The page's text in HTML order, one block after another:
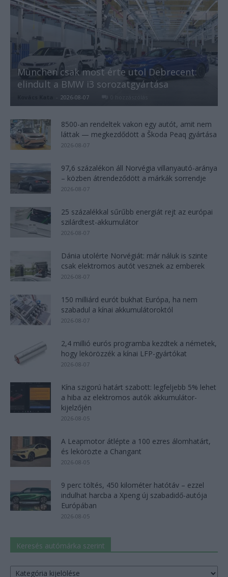
München csak most érte utol Debrecent:
elindult a BMW i3 sorozatgyártása
- 2026-08-07
8500-an rendeltek vakon egy autót, amit nem
láttak — megkezdődött a Škoda Peaq gyártása
2026-08-07
97,6 százalékon áll Norvégia villanyautó-aránya
– közben átrendeződött a márkák sorrendje
2026-08-07
25 százalékkal sűrűbb energiát rejt az európai
szilárdtest-akkumulátor
2026-08-07
Dánia utolérte Norvégiát: már náluk is szinte
csak elektromos autót vesznek az emberek
2026-08-07
150 milliárd eurót bukhat Európa, ha nem
szabadul a kínai akkumulátoroktól
2026-08-07
2,4 millió eurós programba kezdtek a németek,
hogy lekörözzék a kínai LFP-gyártókat
2026-08-07
Kína szigorú határt szabott: legfeljebb 5% lehet
a hiba az elektromos autók akkumulátor-
kijelzőjén
2026-08-05
A Leapmotor átlépte a 100 ezres álomhatárt,
és lekörözte a Changant
2026-08-05
9 perc töltés, 450 kilométer hatótáv – ezzel
indulhat harcba a Xpeng új szabadidő-autója
Európában
2026-08-05
Keresés autómárka szerint
Keresés
autómárka